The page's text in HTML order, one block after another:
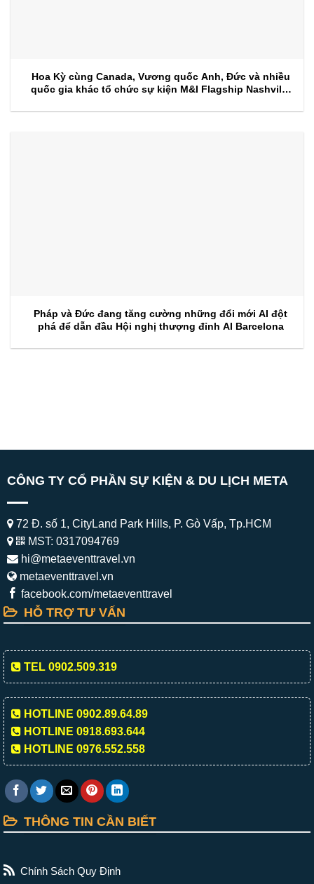
Hoa Kỳ cùng Canada, Vương quốc Anh, Đức và nhiều
quốc gia khác tổ chức sự kiện M&I Flagship Nashville
Pháp và Đức đang tăng cường những đổi mới AI đột
phá để dẫn đầu Hội nghị thượng đỉnh AI Barcelona
CÔNG TY CỔ PHẦN SỰ KIỆN & DU LỊCH META
72 Đ. số 1, CityLand Park Hills, P. Gò Vấp, Tp.HCM
MST: 0317094769
hi@metaeventtravel.vn
metaeventtravel.vn
facebook.com/metaeventtravel
HỖ TRỢ TƯ VẤN
TEL 0902.509.319
HOTLINE 0902.89.64.89
HOTLINE 0918.693.644
HOTLINE 0976.552.558
THÔNG TIN CẦN BIẾT
Chính Sách Quy Định